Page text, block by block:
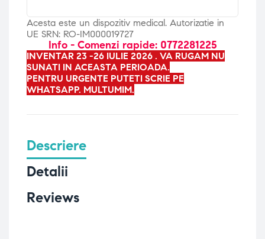
Acesta este un dispozitiv medical. Autorizatie in
UE SRN: RO-IM000019727
Info - Comenzi rapide: 0772281225
INVENTAR 23 -26 IULIE 2026 . VA RUGAM NU
SUNATI IN ACEASTA PERIOADA.
PENTRU URGENTE PUTETI SCRIE PE
WHATSAPP. MULTUMIM.
Descriere
Detalii
Reviews